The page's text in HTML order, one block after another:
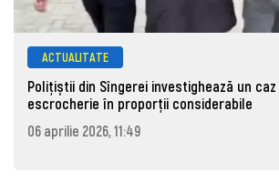
ACTUALITATE
Polițiștii din Sîngerei investighează un caz
escrocherie în proporții considerabile
06 aprilie 2026, 11:49